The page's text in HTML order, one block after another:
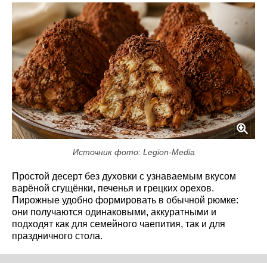
Источник фото: Legion-Media
Простой десерт без духовки с узнаваемым вкусом
варёной сгущёнки, печенья и грецких орехов.
Пирожные удобно формировать в обычной рюмке:
они получаются одинаковыми, аккуратными и
подходят как для семейного чаепития, так и для
праздничного стола.